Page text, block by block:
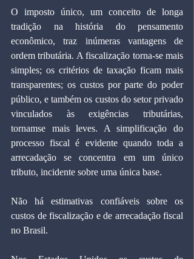
O imposto único, um conceito de longa
tradição na história do pensamento
econômico, traz inúmeras vantagens de
ordem tributária. A fiscalização torna-se mais
simples; os critérios de taxação ficam mais
transparentes; os custos por parte do poder
público, e também os custos do setor privado
vinculados às exigências tributárias,
tornamse mais leves. A simplificação do
processo fiscal é evidente quando toda a
arrecadação se concentra em um único
tributo, incidente sobre uma única base.
Não há estimativas confiáveis sobre os
custos de fiscalização e de arrecadação fiscal
no Brasil.